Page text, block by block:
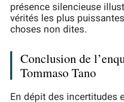
présence silencieuse
vérités les plus
choses non dites.
Conclusion de
Tommaso Tano
En dépit des incertitudes